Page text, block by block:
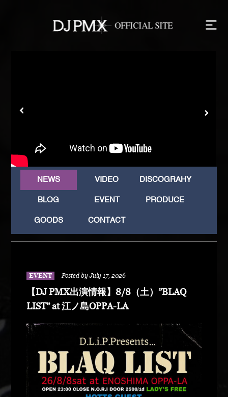
NEWS VIDEO DISCOGRAHY
BLOG EVENT PRODUCE
GOODS CONTACT
EVENT Posted by July 17, 2026
【DJ PMX出演情報】8/8（土）”BLAQ
LIST” at 江ノ島OPPA-LA